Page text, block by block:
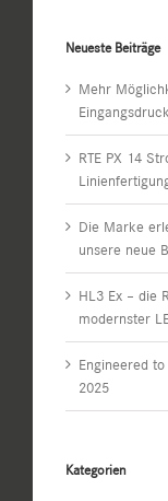
Neueste Beiträge
Mehr
RTE PX 14
Die Marke
unsere neue
HL3 Ex – die
modernster
Engineered
2025
Kategorien